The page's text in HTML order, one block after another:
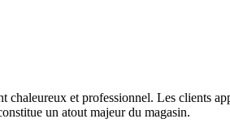
et professionnel. Les clients
un atout majeur du magasin.